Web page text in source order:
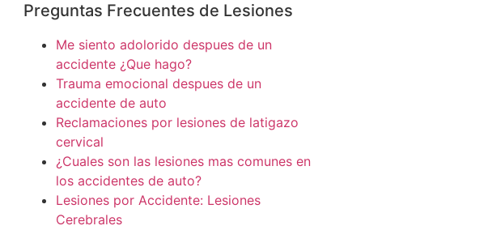
Preguntas Frecuentes de Lesiones
Me siento adolorido despues de un
accidente ¿Que hago?
Trauma emocional despues de un
accidente de auto
Reclamaciones por lesiones de latigazo
cervical
¿Cuales son las lesiones mas comunes en
los accidentes de auto?
Lesiones por Accidente: Lesiones
Cerebrales